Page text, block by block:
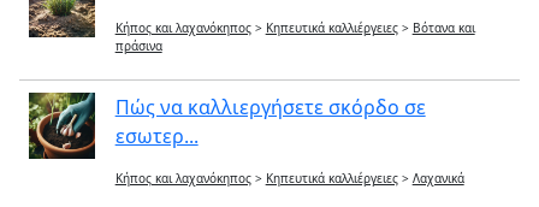
Κήπος και λαχανόκηπος > Κηπευτικά καλλιέργειες > Βότανα και
πράσινα
Πώς να καλλιεργήσετε σκόρδο σε
εσωτερ...
Κήπος και λαχανόκηπος > Κηπευτικά καλλιέργειες > Λαχανικά